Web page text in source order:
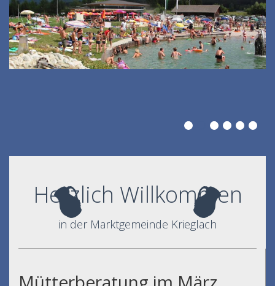
Herzlich Willkommen
in der Marktgemeinde Krieglach